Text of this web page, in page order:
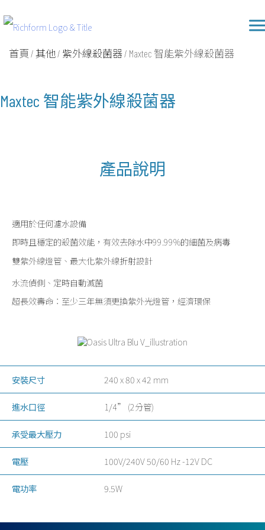
to
content
首頁 / 其他/ 紫外線殺菌器/ Maxtec 智能紫外線殺菌器
Maxtec 智能紫外線殺菌器
產品說明
適用於任何濾水設備
即時且穩定的殺菌效能，有效去除水中99.99%的細菌及病毒
雙紫外線燈管、最大化紫外線折射設計
水流偵側、定時自動滅菌
超長效壽命：至少三年無須更換紫外光燈管，經濟環保
安裝尺寸 240 x 80 x 42 mm
進水口徑 1/4” (2分管)
承受最大壓力 100 psi
電壓 100V/240V 50/60 Hz -12V DC
電功率 9.5W